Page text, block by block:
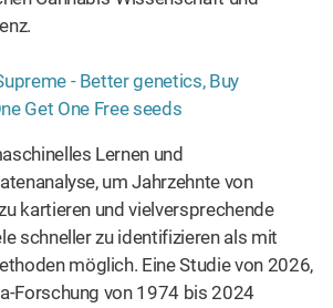
Lernen und
um Jahrzehnte von
kartieren und vielversprechende
schneller zu identifizieren als mit
möglich. Eine Studie von 2026,
Forschung von 1974 bis 2024